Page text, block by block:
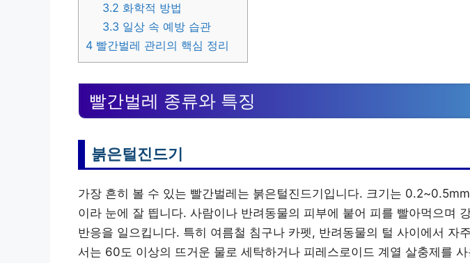
3.2 화학적 방법
3.3 일상 속 예방 습관
4 빨간벌레 관리의 핵심 정리
빨간벌레 종류와 특징
붉은털진드기
가장 흔히 볼 수 있는 빨간벌레는 붉은털진드기입니다. 크기는
이라 눈에 잘 띕니다. 사람이나 반려동물의 피부에 붙어 피를 빨아먹으며
반응을 일으킵니다. 특히 여름철 침구나 카펫, 반려동물의 털 사이에서 자
서는 60도 이상의 뜨거운 물로 세탁하거나 피레스로이드 계열 살충제를